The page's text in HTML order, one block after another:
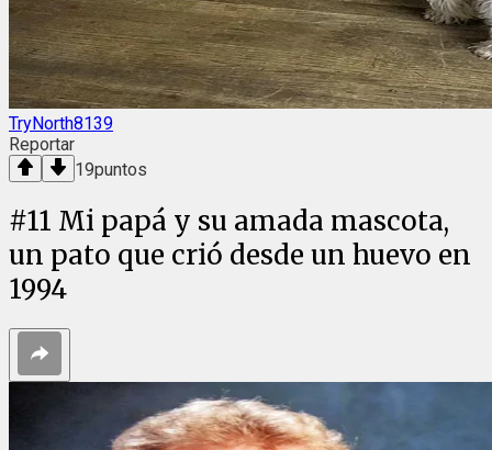
TryNorth8139
Reportar
19puntos
#11 Mi papá y su amada mascota,
un pato que crió desde un huevo en
1994